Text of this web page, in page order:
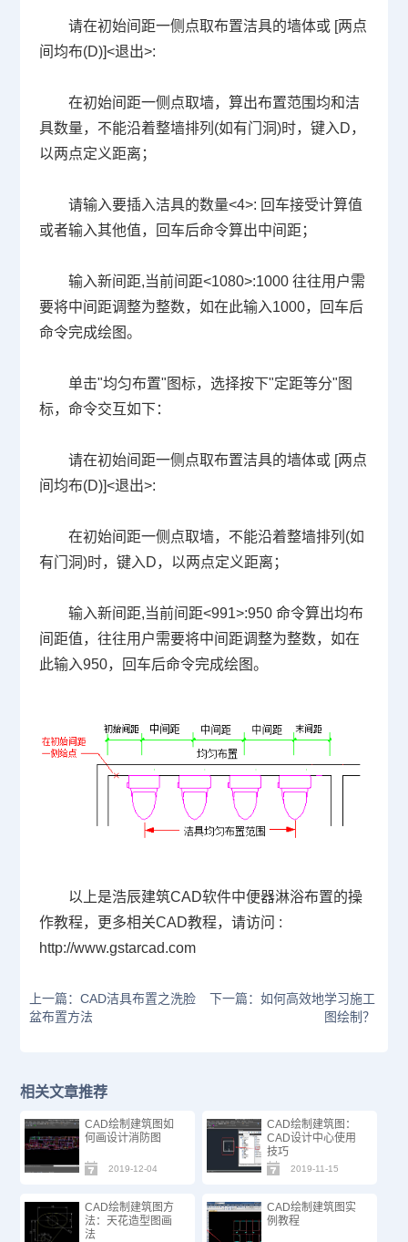
请在初始间距一侧点取布置洁具的墙体或[两点
间均布(D)]<退出>:
在初始间距一侧点取墙，算出布置范围均和洁
具数量，不能沿着整墙排列 (如有门洞)时，键入 D，
以两点定义距离；
请输入要插入洁具的数量<4>: 回车接受计算值
或者输入其他值，回车后命令算出中间距；
输入新间距,当前间距<1080>:1000 往往用户需
要将中间距调整为整数，如在此输入1000，回车后
命令完成绘图。
单击"均匀布置" 图标，选择按下"定距等分" 图
标，命令交互如下：
请在初始间距一侧点取布置洁具的墙体或[两点
间均布(D)]<退出>:
在初始间距一侧点取墙，不能沿着整墙排列 (如
有门洞)时，键入 D，以两点定义距离；
输入新间距,当前间距<991>:950 命令算出均布
间距值，往往用户需要将中间距调整为整数，如在
此输入950，回车后命令完成绘图。
以上是浩辰建筑CAD软件中便器淋浴布置的操
作教程，更多相关CAD教程，请访问 :
http://www.gstarcad.com
上一篇：CAD洁具布置之洗脸
盆布置方法
下一篇：如何高效地学习施工
图绘制？
相关文章推荐
CAD绘制建筑图如
何画设计消防图
2019-12-04
CAD绘制建筑图：
CAD设计中心使用
技巧
2019-11-15
CAD绘制建筑图方
法：天花造型图画
法
CAD绘制建筑图实
例教程